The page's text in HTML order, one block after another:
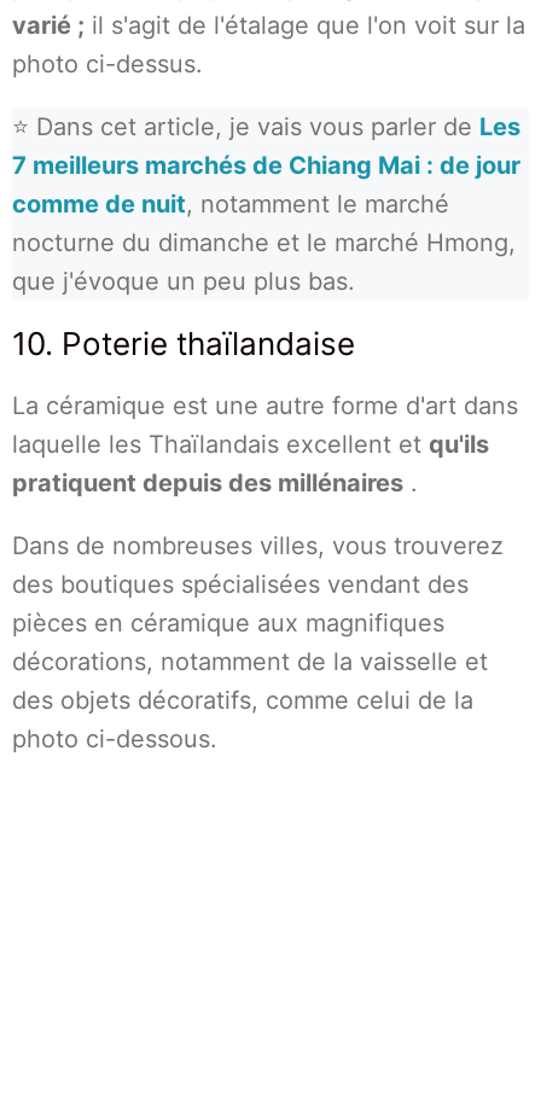
varié ; il s'agit de l'étalage que l'on voit sur la
photo ci-dessus.
⭐ Dans cet article, je vais vous parler de Les
7 meilleurs marchés de Chiang Mai : de jour
comme de nuit, notamment le marché
nocturne du dimanche et le marché Hmong,
que j'évoque un peu plus bas.
10. Poterie thaïlandaise
La céramique est une autre forme d'art dans
laquelle les Thaïlandais excellent et qu'ils
pratiquent depuis des millénaires .
Dans de nombreuses villes, vous trouverez
des boutiques spécialisées vendant des
pièces en céramique aux magnifiques
décorations, notamment de la vaisselle et
des objets décoratifs, comme celui de la
photo ci-dessous.